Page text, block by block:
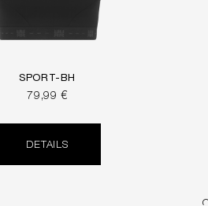
SPORT-BH
79,99 €
DETAILS